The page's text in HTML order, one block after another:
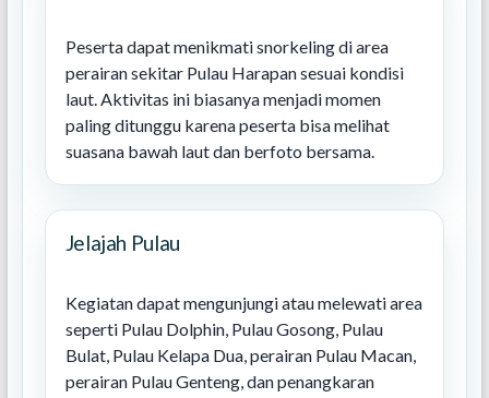
Peserta dapat menikmati snorkeling di area
perairan sekitar Pulau Harapan sesuai kondisi
laut. Aktivitas ini biasanya menjadi momen
paling ditunggu karena peserta bisa melihat
suasana bawah laut dan berfoto bersama.
Jelajah Pulau
Kegiatan dapat mengunjungi atau melewati area
seperti Pulau Dolphin, Pulau Gosong, Pulau
Bulat, Pulau Kelapa Dua, perairan Pulau Macan,
perairan Pulau Genteng, dan penangkaran